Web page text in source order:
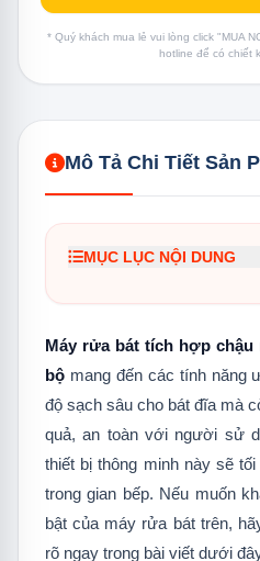
* Quý khách mua lẻ vui lòng click "MUA
hotline để có chiết
Mô Tả Chi Tiết Sản
MỤC LỤC NỘI DUNG
1.2Màn hình điều
4 chế độ rửa
1.4An toàn, chống
1.5Mức tiêu thụ
Máy rửa bát tích hợp chậu
bộ mang đến các tính năng
độ sạch sâu cho bát đĩa mà
quả, an toàn với người sử
thiết bị thông minh này sẽ
trong gian bếp. Nếu muốn
bật của máy rửa bát trên,
rõ ngay trong bài viết dưới